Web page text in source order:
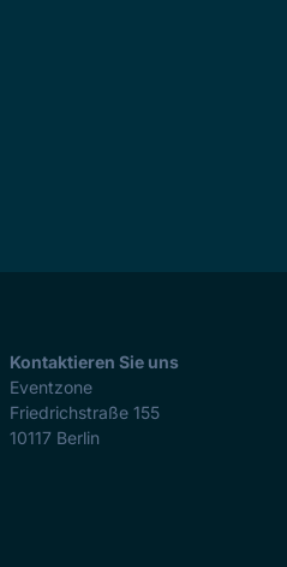
Kontaktieren Sie uns
Eventzone
Friedrichstraße 155
10117 Berlin